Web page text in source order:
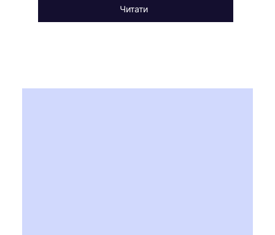
Читати